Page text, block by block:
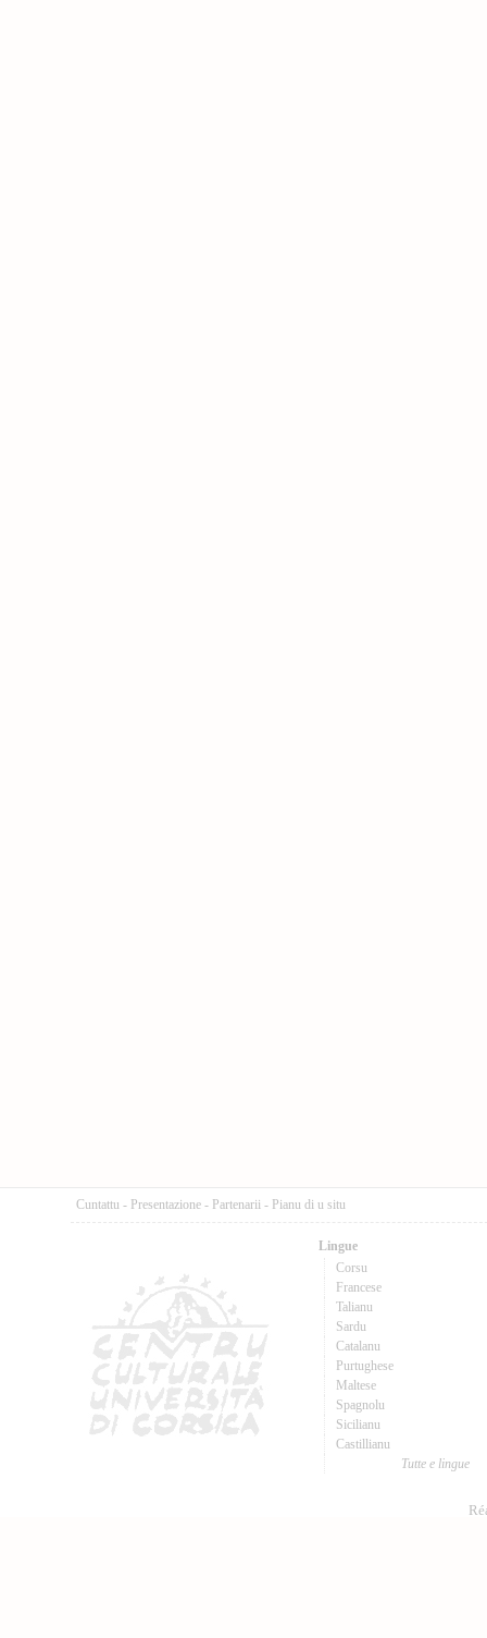
Cuntattu - Presentazione - Partenarii - Pianu di u situ
Lingue
Corsu
Francese
Talianu
Sardu
Catalanu
Purtughese
Maltese
Spagnolu
Sicilianu
Castillianu
Tutte e lingue